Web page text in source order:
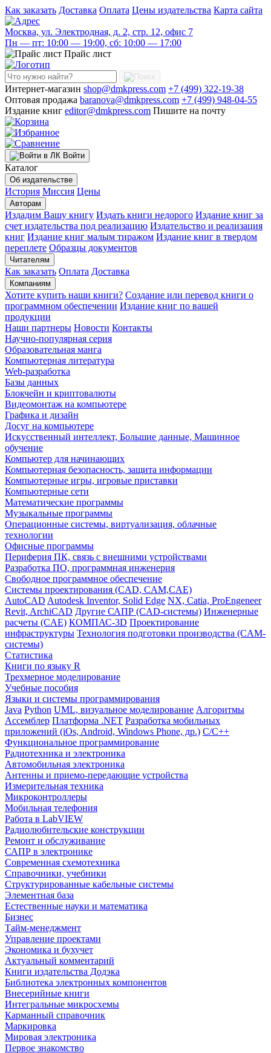
Как заказать Доставка Оплата Цены издательства Карта сайта
Москва, ул. Электродная, д. 2, стр. 12, офис 7
Пн — пт: 10:00 — 19:00, сб: 10:00 — 17:00
Прайс лист
Интернет-магазин shop@dmkpress.com +7 (499) 322-19-38
Оптовая продажа baranova@dmkpress.com +7 (499) 948-04-55
Издание книг editor@dmkpress.com Пишите на почту
Войти
Каталог
Об издательстве
История Миссия Цены
Авторам
Издадим Вашу книгу Издать книги недорого Издание книг за
счет издательства под реализацию Издательство и реализация
книг Издание книг малым тиражом Издание книг в твердом
переплете Образцы документов
Читателям
Как заказать Оплата Доставка
Компаниям
Хотите купить наши книги? Создание или перевод книги о
программном обеспечении Издание книг по вашей
продукции
Наши партнеры Новости Контакты
Научно-популярная серия
Образовательная манга
Компьютерная литература
Web-разработка
Базы данных
Блокчейн и криптовалюты
Видеомонтаж на компьютере
Графика и дизайн
Досуг на компьютере
Искусственный интеллект, Большие данные, Машинное
обучение
Компьютер для начинающих
Компьютерная безопасность, защита информации
Компьютерные игры, игровые приставки
Компьютерные сети
Математические программы
Музыкальные программы
Операционные системы, виртуализация, облачные
технологии
Офисные программы
Периферия ПК, связь с внешними устройствами
Разработка ПО, программная инженерия
Свободное программное обеспечение
Системы проектирования (CAD, CAM,CAE)
AutoCAD Autodesk Inventor, Solid Edge NX, Catia, ProEngeneer
Revit, ArchiCAD Другие САПР (CAD-системы) Инженерные
расчеты (CAE) КОМПАС-3D Проектирование
инфраструктуры Технология подготовки производства (CAM-
системы)
Статистика
Книги по языку R
Трехмерное моделирование
Учебные пособия
Языки и системы программирования
Java Python UML, визуальное моделирование Алгоритмы
Ассемблер Платформа .NET Разработка мобильных
приложений (iOs, Android, Windows Phone, др.) С/С++
Функциональное программирование
Радиотехника и электроника
Автомобильная электроника
Антенны и приемо-передающие устройства
Измерительная техника
Микроконтроллеры
Мобильная телефония
Работа в LabVIEW
Радиолюбительские конструкции
Ремонт и обслуживание
САПР в электронике
Современная схемотехника
Справочники, учебники
Структурированные кабельные системы
Элементная база
Естественные науки и математика
Бизнес
Тайм-менеджмент
Управление проектами
Экономика и бухучет
Актуальный комментарий
Книги издательства Додэка
Библиотека электронных компонентов
Внесерийные книги
Интегральные микросхемы
Карманный справочник
Маркировка
Мировая электроника
Первое знакомство